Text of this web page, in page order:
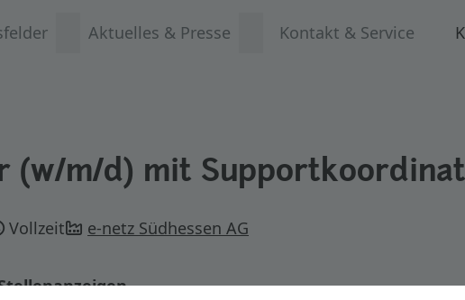
Aktuelles & Presse Kontakt & Service
(w/m/d) mit
Vollzeit e-netz Südhessen AG